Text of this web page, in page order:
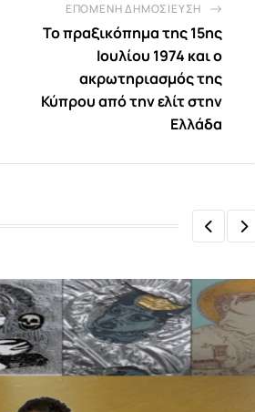
ΕΠΌΜΕΝΗ ΔΗΜΟΣΊΕΥΣΗ
Το πραξικόπημα της 15ης
Ιουλίου 1974 και ο
ακρωτηριασμός της
Κύπρου από την ελίτ στην
Ελλάδα